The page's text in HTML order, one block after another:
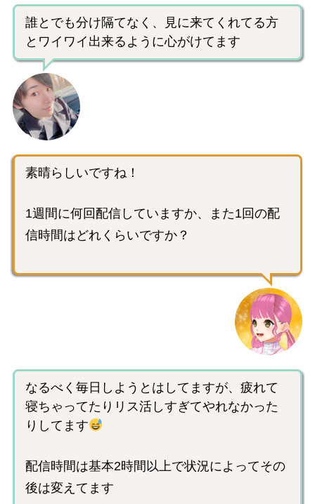
誰とでも分け隔てなく、見に来てくれてる方
とワイワイ出来るように心がけてます
素晴らしいですね！
1週間に何回配信していますか、また1回の配
信時間はどれくらいですか？
なるべく毎日しようとはしてますが、疲れて
寝ちゃってたりリス活しすぎてやれなかった
りしてます
配信時間は基本2時間以上で状況によってその
後は変えてます